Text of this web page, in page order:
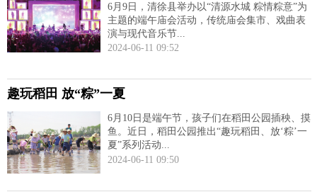
6月9日，清徐县举办以“清源水城 粽情粽意”为
主题的端午庙会活动，传统庙会集市、戏曲表
演与现代音乐节...
2024-06-11 09:52
趣玩稻田 放“粽”一夏
6月10日是端午节，孩子们在稻田公园插秧、摸
鱼。近日，稻田公园推出“趣玩稻田、放‘粽’一
夏”系列活动...
2024-06-11 09:50